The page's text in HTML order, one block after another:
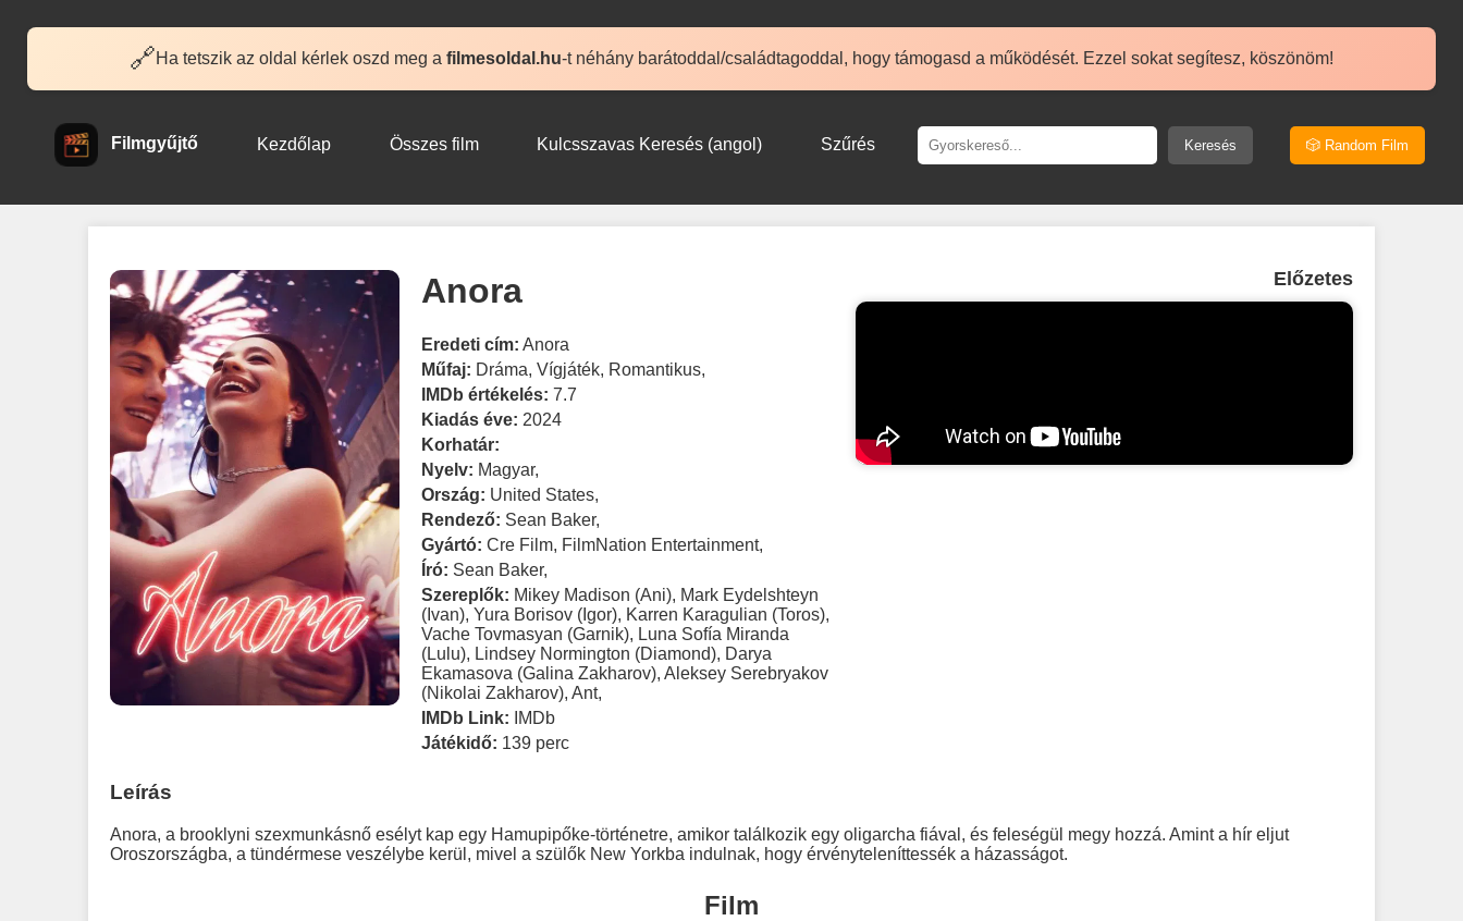
🔗Ha tetszik az oldal kérlek oszd meg a filmesoldal.hu-t néhány barátoddal/családtagoddal, hogy támogasd a működését. Ezzel sokat segítesz, köszönöm!
Filmgyűjtő Kezdőlap Összes film Kulcsszavas Keresés (angol) Szűrés Keresés 🎲 Random Film
Anora
Eredeti cím: Anora
Műfaj: Dráma,Vígjáték, Romantikus,
IMDb értékelés: 7.7
Kiadás éve: 2024
Korhatár:
Nyelv: Magyar,
Ország: United States,
Rendező: Sean Baker,
Gyártó: Cre Film, FilmNation Entertainment,
Író: Sean Baker,
Szereplők: Mikey Madison (Ani), Mark Eydelshteyn
(Ivan),Yura Borisov (Igor), Karren Karagulian (Toros),
Vache Tovmasyan (Garnik), Luna Sofía Miranda
(Lulu), Lindsey Normington (Diamond), Darya
Ekamasova (Galina Zakharov),Aleksey Serebryakov
(Nikolai Zakharov),Ant,
IMDb Link:
IMDb
Játékidő: 139 perc
Előzetes
Leírás
Anora, a brooklyni szexmunkásnő esélyt kap egy Hamupipőke-történetre, amikor találkozik egy oligarcha fiával, és feleségül megy hozzá. Amint a hír eljut
Oroszországba, a tündérmese veszélybe kerül, mivel a szülők New Yorkba indulnak, hogy érvényteleníttessék a házasságot.
Film